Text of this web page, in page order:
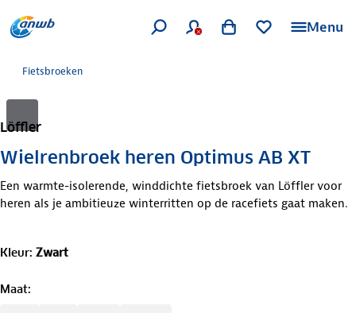
Menu
Fietsbroeken
Löffler
Wielrenbroek heren Optimus AB XT
Een warmte-isolerende, winddichte fietsbroek van Löffler voor
heren als je ambitieuze winterritten op de racefiets gaat maken.
Kleur: Zwart
Maat: